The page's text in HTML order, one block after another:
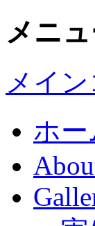
メニ
メイ
ホー